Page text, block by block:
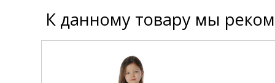
К данному товару мы